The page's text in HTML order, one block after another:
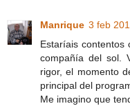
Manrique 3 feb
Estaríais contentos
compañía del sol.
rigor, el momento
principal del
Me imagino que